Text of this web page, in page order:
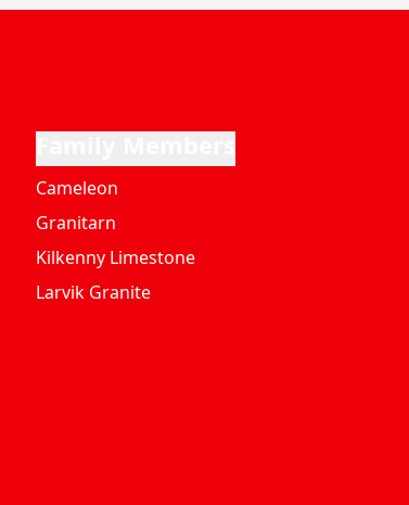
Cameleon
Granitarn
Kilkenny Limestone
Larvik Granite